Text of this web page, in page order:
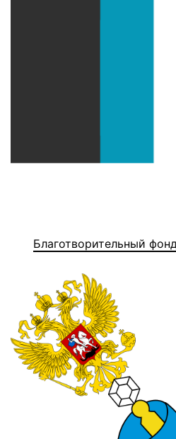
Благотворительный